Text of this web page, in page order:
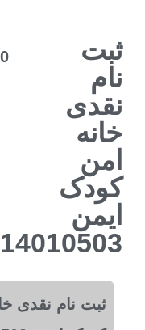
ثبت
نام
نقدی
خانه
امن
کودک
ایمن
14010503
ثبت نام نقدی